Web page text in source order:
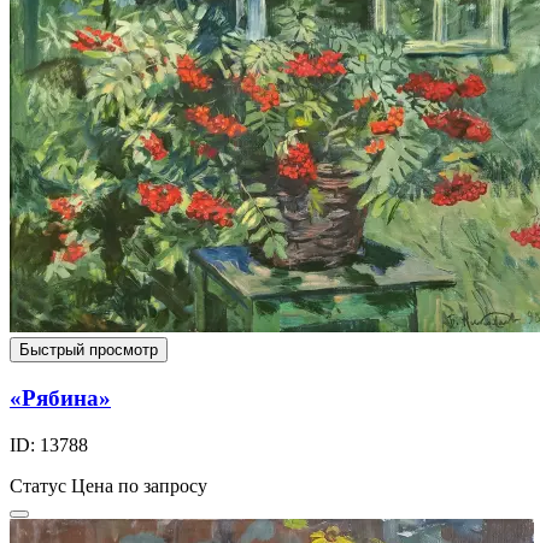
Быстрый просмотр
«Рябина»
ID: 13788
Статус Цена по запросу